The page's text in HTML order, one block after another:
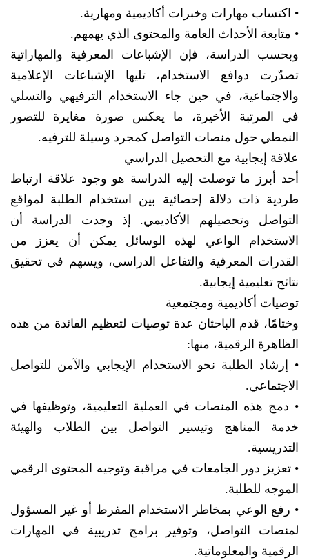
• اكتساب مهارات وخبرات أكاديمية ومهارية.
• متابعة الأحداث العامة والمحتوى الذي يهمهم.
وبحسب الدراسة، فإن الإشباعات المعرفية والمهاراتية
تصدّرت دوافع الاستخدام، تليها الإشباعات الإعلامية
والاجتماعية، في حين جاء الاستخدام الترفيهي والتسلي
في المرتبة الأخيرة، ما يعكس صورة مغايرة للتصور
النمطي حول منصات التواصل كمجرد وسيلة للترفيه.
علاقة إيجابية مع التحصيل الدراسي
أحد أبرز ما توصلت إليه الدراسة هو وجود علاقة ارتباط
طردية ذات دلالة إحصائية بين استخدام الطلبة لمواقع
التواصل وتحصيلهم الأكاديمي. إذ وجدت الدراسة أن
الاستخدام الواعي لهذه الوسائل يمكن أن يعزز من
القدرات المعرفية والتفاعل الدراسي، ويسهم في تحقيق
نتائج تعليمية إيجابية.
توصيات أكاديمية ومجتمعية
وختامًا، قدم الباحثان عدة توصيات لتعظيم الفائدة من هذه
الظاهرة الرقمية، منها:
• إرشاد الطلبة نحو الاستخدام الإيجابي والآمن للتواصل
الاجتماعي.
• دمج هذه المنصات في العملية التعليمية، وتوظيفها في
خدمة المناهج وتيسير التواصل بين الطلاب والهيئة
التدريسية.
• تعزيز دور الجامعات في مراقبة وتوجيه المحتوى الرقمي
الموجه للطلبة.
• رفع الوعي بمخاطر الاستخدام المفرط أو غير المسؤول
لمنصات التواصل، وتوفير برامج تدريبية في المهارات
الرقمية والمعلوماتية.